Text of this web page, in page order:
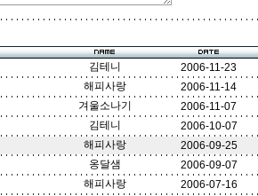
김테니 2006-11-23
해피사랑 2006-11-14
겨울소나기 2006-11-07
김테니 2006-10-07
해피사랑 2006-09-25
옹달샘 2006-09-07
해피사랑 2006-07-16